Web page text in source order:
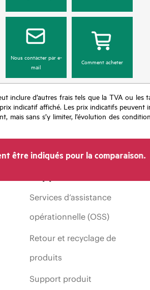
Nous contacter par e-
mail
Comment acheter
d’autres frais tels que la TVA ou les
indicatif affiché. Les prix indicatifs peuvent
sans s’y limiter, l’évolution des
être indiqués pour la comparaison.
Services d’assistance
opérationnelle (OSS)
Retour et recyclage de
produits
Support produit